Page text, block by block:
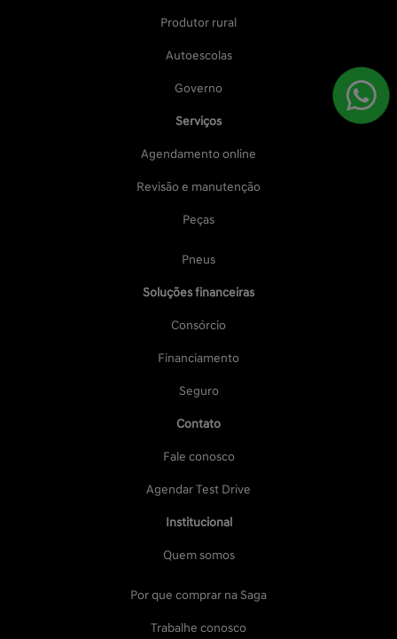
Produtor rural
Autoescolas
Governo
Serviços
Agendamento online
Revisão e manutenção
Peças
Pneus
Soluções financeiras
Consórcio
Financiamento
Seguro
Contato
Fale conosco
Agendar Test Drive
Institucional
Quem somos
Por que comprar na Saga
Trabalhe conosco